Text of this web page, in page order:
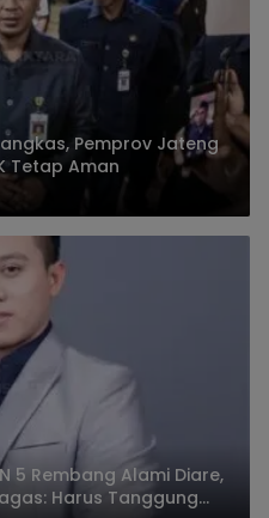
Pemprov Jateng
Tetap Aman
5 Rembang Alami Diare,
Harus Tanggung